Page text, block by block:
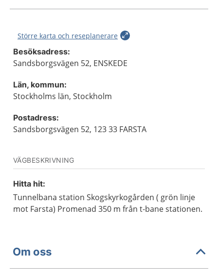
Större karta och reseplanerare
Besöksadress:
Sandsborgsvägen 52, ENSKEDE
Län, kommun:
Stockholms län, Stockholm
Postadress:
Sandsborgsvägen 52, 123 33 FARSTA
VÄGBESKRIVNING
Hitta hit:
Tunnelbana station Skogskyrkogården ( grön linje
mot Farsta) Promenad 350 m från t-bane stationen.
Om oss